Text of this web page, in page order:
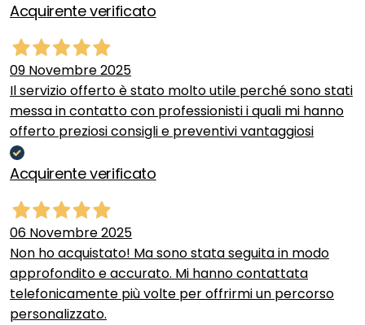
Acquirente verificato
09 Novembre 2025
Il servizio offerto è stato molto utile perché sono stati
messa in contatto con professionisti i quali mi hanno
offerto preziosi consigli e preventivi vantaggiosi
Acquirente verificato
06 Novembre 2025
Non ho acquistato! Ma sono stata seguita in modo
approfondito e accurato. Mi hanno contattata
telefonicamente più volte per offrirmi un percorso
personalizzato.